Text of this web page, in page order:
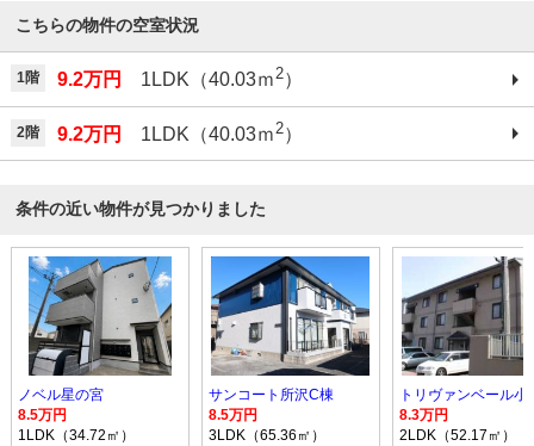
こちらの物件の空室状況
1階 9.2万円 1LDK（40.03ｍ2）
2階 9.2万円 1LDK（40.03ｍ 2）
条件の近い物件が見つかりました
ノベル星の宮
8.5万円
1LDK（34.72㎡）
サンコート所沢C棟
8.5万円
3LDK（65.36㎡）
トリヴァンベール小
8.3万円
2LDK（52.17㎡）